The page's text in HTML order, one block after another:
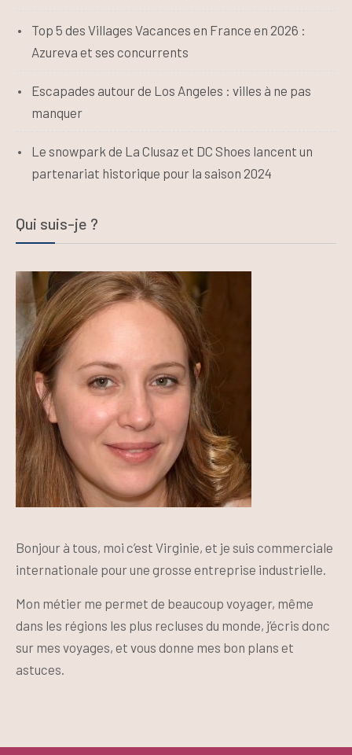
Top 5 des Villages Vacances en France en 2026 :
Azureva et ses concurrents
Escapades autour de Los Angeles : villes à ne pas
manquer
Le snowpark de La Clusaz et DC Shoes lancent un
partenariat historique pour la saison 2024
Qui suis-je ?
Bonjour à tous, moi c’est Virginie, et je suis commerciale
internationale pour une grosse entreprise industrielle.
Mon métier me permet de beaucoup voyager, même
dans les régions les plus recluses du monde, j’écris donc
sur mes voyages, et vous donne mes bon plans et
astuces.